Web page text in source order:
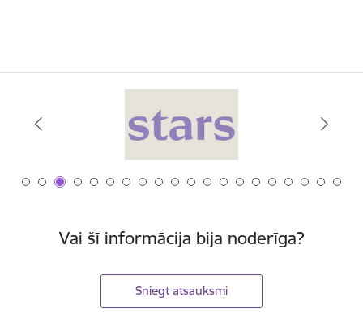
Vai šī informācija bija noderīga?
Sniegt atsauksmi